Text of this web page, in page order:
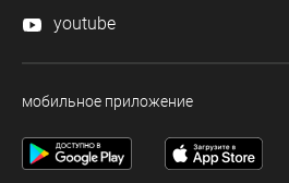
youtube
мобильное приложение